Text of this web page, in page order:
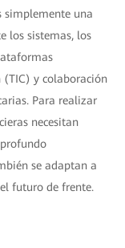
simplemente una
los sistemas, los
y colaboración
Para realizar
necesitan
se adaptan a
futuro de frente.